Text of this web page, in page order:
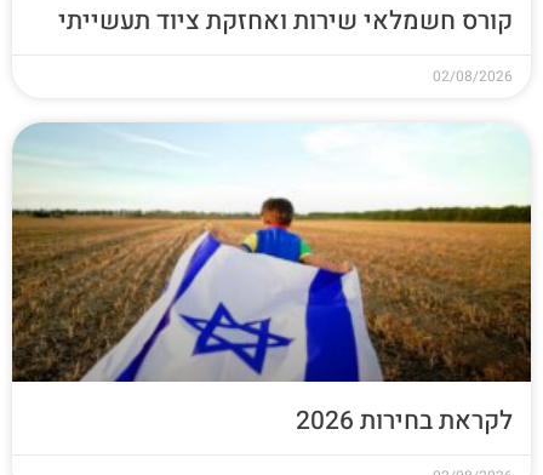
קורס חשמלאי שירות ואחזקת ציוד תעשייתי
02/08/2026
לקראת בחירות 2026